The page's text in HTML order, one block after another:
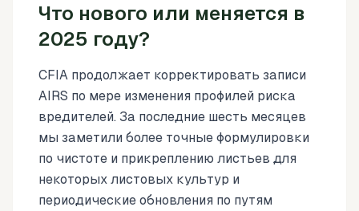
Что нового или меняется в
2025 году?
CFIA продолжает корректировать записи
AIRS по мере изменения профилей риска
вредителей. За последние шесть месяцев
мы заметили более точные формулировки
по чистоте и прикреплению листьев для
некоторых листовых культур и
периодические обновления по путям